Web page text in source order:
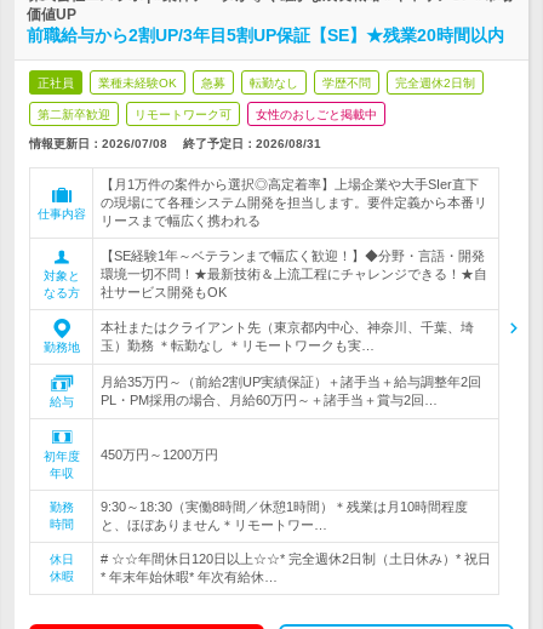
価値UP
前職給与から2割UP/3年目5割UP保証【SE】★残業20時間以内
正社員 業種未経験OK 急募 転勤なし 学歴不問 完全週休2日制
第二新卒歓迎 リモートワーク可 女性のおしごと掲載中
情報更新日：2026/07/08 終了予定日： 2026/08/31
仕事内容
【月1万件の案件から選択◎高定着率】上場企業や大手SIer直下
の現場にて各種システム開発を担当します。要件定義から本番リ
リースまで幅広く携われる
対象と
なる方
【SE経験1年～ベテランまで幅広く歓迎！】◆分野・言語・開発
環境一切不問！★最新技術＆上流工程にチャレンジできる！★自
社サービス開発もOK
勤務地
本社またはクライアント先（東京都内中心、神奈川、千葉、埼
玉）勤務 ＊転勤なし ＊リモートワークも実…
給与
月給35万円～（前給2割UP実績保証）＋諸手当＋給与調整年2回
PL・PM採用の場合、月給60万円～＋諸手当＋賞与2回…
初年度
年収
450万円～1200万円
勤務
時間
9:30～18:30（実働8時間／休憩1時間）＊残業は月10時間程度
と、ほぼありません＊リモートワー…
休日
休暇
# ☆☆年間休日120日以上☆☆* 完全週休2日制（土日休み）* 祝日
* 年末年始休暇* 年次有給休…